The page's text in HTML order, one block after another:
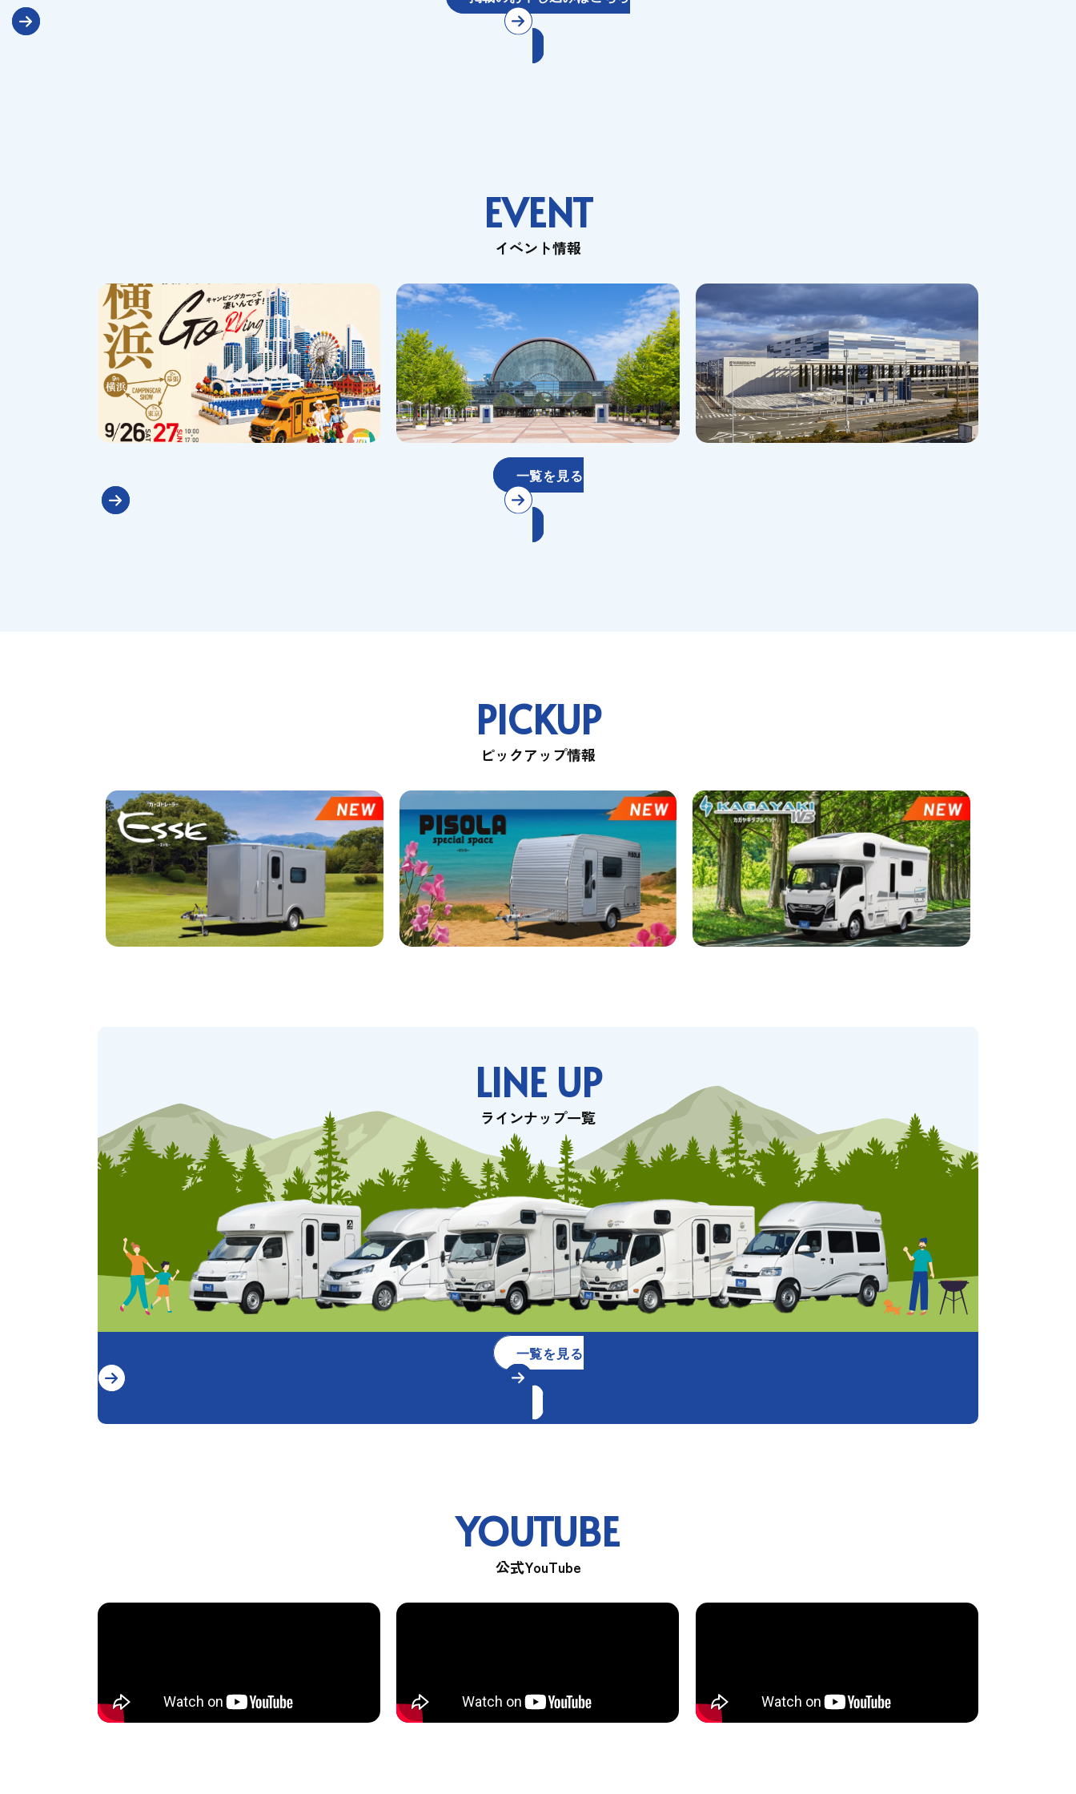
EVENT
イベント情報
一覧を見る
PICKUP
ピックアップ情報
LINE UP
ラインナップ一覧
一覧を見る
YOUTUBE
公式YouTube